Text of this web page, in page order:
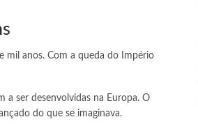
mil anos. Com a queda do Império
a ser desenvolvidas na Europa. O
do que se imaginava.